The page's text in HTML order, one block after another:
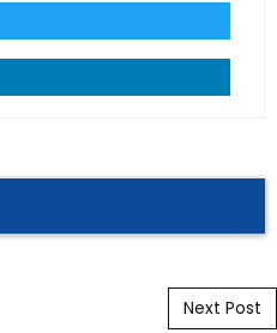
Next Post